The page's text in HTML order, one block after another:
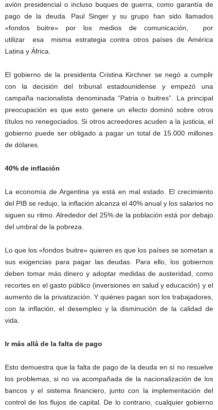
avión presidencial o incluso buques de guerra, como garantía de
pago de la deuda. Paul Singer y su grupo han sido llamados
«fondos buitre» por los medios de comunicación, por
utilizar esa misma estrategia contra otros países de América
Latina y África.
El gobierno de la presidenta Cristina Kirchner se negó a cumplir
con la decisión del tribunal estadounidense y empezó una
campaña nacionalista denominada “Patria o buitres”. La principal
preocupación es que esto genere un efecto dominó sobre otros
títulos no renegociados. Si otros acreedores acuden a la justicia, el
gobierno puede ser obligado a pagar un total de 15.000 millones
de dólares.
40% de inflación
La economía de Argentina ya está en mal estado. El crecimiento
del PIB se redujo, la inflación alcanza el 40% anual y los salarios no
siguen su ritmo. Alrededor del 25% de la población está por debajo
del umbral de la pobreza.
Lo que los «fondos buitre» quieren es que los países se sometan a
sus exigencias para pagar las deudas. Para ello, los gobiernos
deben tomar más dinero y adoptar medidas de austeridad, como
recortes en el gasto público (inversiones en salud y educación) y el
aumento de la privatización. Y quiénes pagan son los trabajadores,
con la inflación, el desempleo y la disminución de la calidad de
vida.
Ir más allá de la falta de pago
Esto demuestra que la falta de pago de la deuda en sí no resuelve
los problemas, si no va acompañada de la nacionalización de los
bancos y el sistema financiero, junto con la implementación del
control de los flujos de capital. De lo contrario, cualquier gobierno